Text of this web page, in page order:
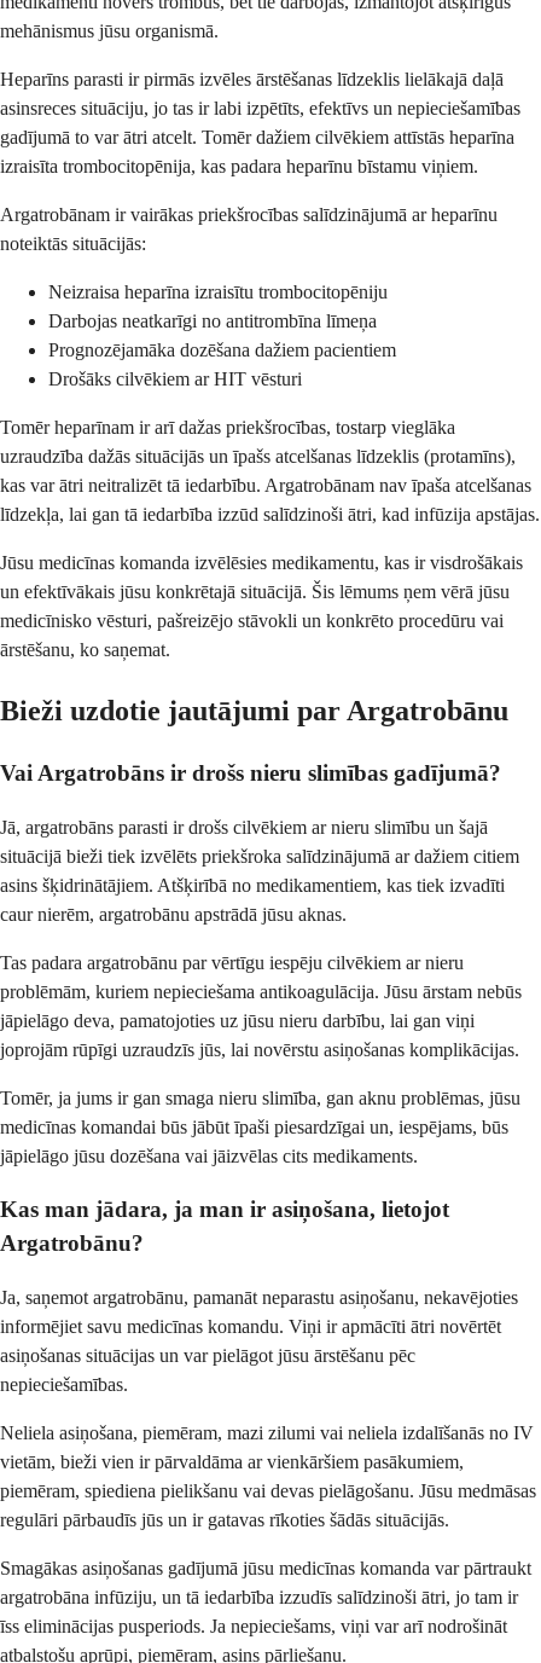
mehānismus jūsu organismā.
Heparīns parasti ir pirmās izvēles ārstēšanas līdzeklis lielākajā daļā
asinsreces situāciju, jo tas ir labi izpētīts, efektīvs un nepieciešamības
gadījumā to var ātri atcelt. Tomēr dažiem cilvēkiem attīstās heparīna
izraisīta trombocitopēnija, kas padara heparīnu bīstamu viņiem.
Argatrobānam ir vairākas priekšrocības salīdzinājumā ar heparīnu
noteiktās situācijās:
Neizraisa heparīna izraisītu trombocitopēniju
Darbojas neatkarīgi no antitrombīna līmeņa
Prognozējamāka dozēšana dažiem pacientiem
Drošāks cilvēkiem ar HIT vēsturi
Tomēr heparīnam ir arī dažas priekšrocības, tostarp vieglāka
uzraudzība dažās situācijās un īpašs atcelšanas līdzeklis (protamīns),
kas var ātri neitralizēt tā iedarbību. Argatrobānam nav īpaša atcelšanas
līdzekļa, lai gan tā iedarbība izzūd salīdzinoši ātri, kad infūzija apstājas.
Jūsu medicīnas komanda izvēlēsies medikamentu, kas ir visdrošākais
un efektīvākais jūsu konkrētajā situācijā. Šis lēmums ņem vērā jūsu
medicīnisko vēsturi, pašreizējo stāvokli un konkrēto procedūru vai
ārstēšanu, ko saņemat.
Bieži uzdotie jautājumi par Argatrobānu
Vai Argatrobāns ir drošs nieru slimības gadījumā?
Jā, argatrobāns parasti ir drošs cilvēkiem ar nieru slimību un šajā
situācijā bieži tiek izvēlēts priekšroka salīdzinājumā ar dažiem citiem
asins šķidrinātājiem. Atšķirībā no medikamentiem, kas tiek izvadīti
caur nierēm, argatrobānu apstrādā jūsu aknas.
Tas padara argatrobānu par vērtīgu iespēju cilvēkiem ar nieru
problēmām, kuriem nepieciešama antikoagulācija. Jūsu ārstam nebūs
jāpielāgo deva, pamatojoties uz jūsu nieru darbību, lai gan viņi
joprojām rūpīgi uzraudzīs jūs, lai novērstu asiņošanas komplikācijas.
Tomēr, ja jums ir gan smaga nieru slimība, gan aknu problēmas, jūsu
medicīnas komandai būs jābūt īpaši piesardzīgai un, iespējams, būs
jāpielāgo jūsu dozēšana vai jāizvēlas cits medikaments.
Kas man jādara, ja man ir asiņošana, lietojot
Argatrobānu?
Ja, saņemot argatrobānu, pamanāt neparastu asiņošanu, nekavējoties
informējiet savu medicīnas komandu. Viņi ir apmācīti ātri novērtēt
asiņošanas situācijas un var pielāgot jūsu ārstēšanu pēc
nepieciešamības.
Neliela asiņošana, piemēram, mazi zilumi vai neliela izdalīšanās no IV
vietām, bieži vien ir pārvaldāma ar vienkāršiem pasākumiem,
piemēram, spiediena pielikšanu vai devas pielāgošanu. Jūsu medmāsas
regulāri pārbaudīs jūs un ir gatavas rīkoties šādās situācijās.
Smagākas asiņošanas gadījumā jūsu medicīnas komanda var pārtraukt
argatrobāna infūziju, un tā iedarbība izzudīs salīdzinoši ātri, jo tam ir
īss eliminācijas pusperiods. Ja nepieciešams, viņi var arī nodrošināt
atbalstošu aprūpi, piemēram, asins pārliešanu.